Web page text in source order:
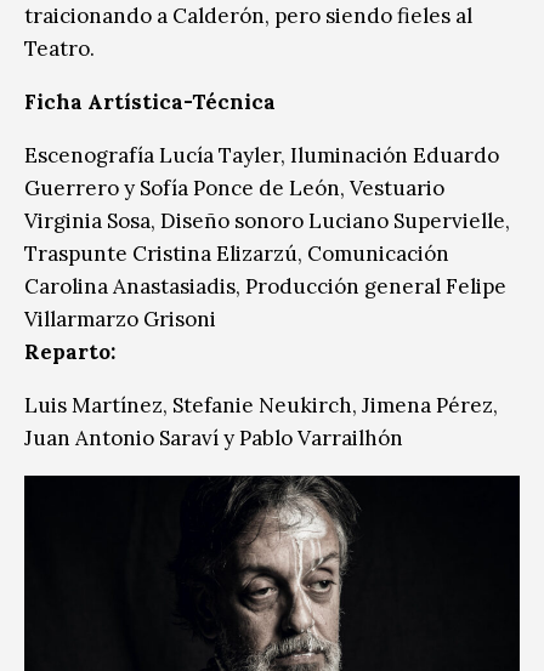
traicionando a Calderón, pero siendo fieles al
Teatro.
Ficha Artística-Técnica
Escenografía Lucía Tayler, Iluminación Eduardo
Guerrero y Sofía Ponce de León, Vestuario
Virginia Sosa, Diseño sonoro Luciano Supervielle,
Traspunte Cristina Elizarzú, Comunicación
Carolina Anastasiadis, Producción general Felipe
Villarmarzo Grisoni
Reparto:
Luis Martínez, Stefanie Neukirch, Jimena Pérez,
Juan Antonio Saraví y Pablo Varrailhón